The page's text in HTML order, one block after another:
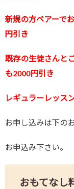
新規の方ペアーで
円引き
既存の生徒さんと
も2000円引き
レギュラーレッ
お申し込みは下の
お申込み下さい。
おもてなし